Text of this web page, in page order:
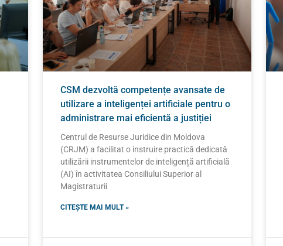
CSM dezvoltă competențe avansate de
utilizare a inteligenței artificiale pentru o
administrare mai eficientă a justiției
Centrul de Resurse Juridice din Moldova
(CRJM) a facilitat o instruire practică dedicată
utilizării instrumentelor de inteligență artificială
(AI) în activitatea Consiliului Superior al
Magistraturii
CITEȘTE MAI MULT »